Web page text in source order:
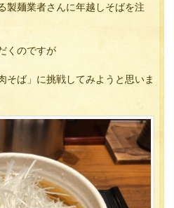
製麺業者さんに年越しそばを注
くのですが
そば」に挑戦してみようと思いま